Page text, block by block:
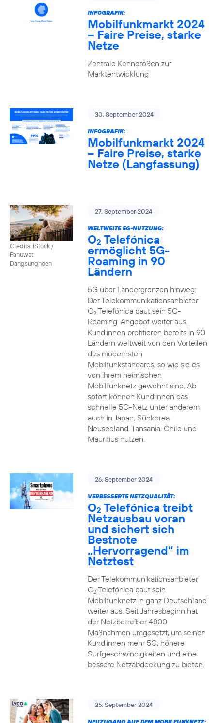
INFOGRAFIK:
Mobilfunkmarkt 2024
– Faire Preise, starke
Netze
Zentrale Kenngrößen zur
Marktentwicklung
30. September 2024
INFOGRAFIK:
Mobilfunkmarkt 2024
– Faire Preise, starke
Netze (Langfassung)
Credits: iStock /
Panuwat
Dangsungnoen
27. September 2024
WELTWEITE 5G-NUTZUNG:
O2 Telefónica
ermöglicht 5G-
Roaming in 90
Ländern
5G über Ländergrenzen hinweg:
Der Telekommunikationsanbieter
O2Telefónica baut sein 5G-
Roaming-Angebot weiter aus.
Kund:innen profitieren bereits in 90
Ländern weltweit von den Vorteilen
des modernsten
Mobilfunkstandards, so wie sie es
von ihrem heimischen
Mobilfunknetz gewohnt sind. Ab
sofort können Kund:innen das
schnelle 5G-Netz unter anderem
auch in Japan, Südkorea,
Neuseeland, Tansania, Chile und
Mauritius nutzen.
26. September 2024
VERBESSERTE NETZQUALITÄT:
O2 Telefónica treibt
Netzausbau voran
und sichert sich
Bestnote
„Hervorragend“ im
Netztest
Der Telekommunikationsanbieter
O2Telefónica baut sein
Mobilfunknetz in ganz Deutschland
weiter aus. Seit Jahresbeginn hat
der Netzbetreiber 4800
Maßnahmen umgesetzt, um seinen
Kund:innen mehr 5G, höhere
Surfgeschwindigkeiten und eine
bessere Netzabdeckung zu bieten.
25. September 2024
NEUZUGANG AUF DEM MOBILFUNKNETZ: